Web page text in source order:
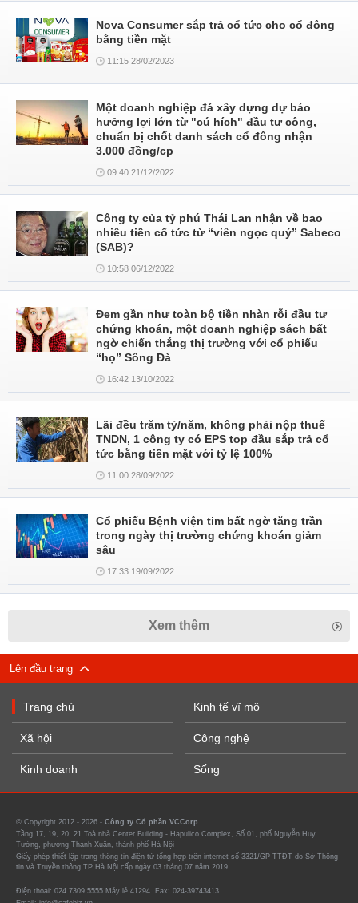
Nova Consumer sắp trả cổ tức cho cổ đông
bằng tiền mặt
11:15 28/02/2023
Một doanh nghiệp đá xây dựng dự báo
hưởng lợi lớn từ "cú hích" đầu tư công,
chuẩn bị chốt danh sách cổ đông nhận
3.000 đồng/cp
09:40 21/12/2022
Công ty của tỷ phú Thái Lan nhận về bao
nhiêu tiền cổ tức từ “viên ngọc quý” Sabeco
(SAB)?
10:58 06/12/2022
Đem gần như toàn bộ tiền nhàn rỗi đầu tư
chứng khoán, một doanh nghiệp sách bất
ngờ chiến thắng thị trường với cổ phiếu
“họ” Sông Đà
16:42 13/10/2022
Lãi đều trăm tỷ/năm, không phải nộp thuế
TNDN, 1 công ty có EPS top đầu sắp trả cổ
tức bằng tiền mặt với tỷ lệ 100%
11:00 28/09/2022
Cổ phiếu Bệnh viện tim bất ngờ tăng trần
trong ngày thị trường chứng khoán giảm
sâu
17:33 19/09/2022
Xem thêm
Lên đầu trang
Trang chủ
Xã hội
Kinh doanh
Kinh tế vĩ mô
Công nghệ
Sống
© Copyright 2012 - 2026 - Công ty Cổ phần VCCorp.
Tầng 17, 19, 20, 21 Toà nhà Center Building - Hapulico Complex, Số 01, phố Nguyễn Huy
Tưởng, phường Thanh Xuân, thành phố Hà Nội
Giấy phép thiết lập trang thông tin điện tử tổng hợp trên internet số 3321/GP-TTĐT do Sở Thông
tin và Truyền thông TP Hà Nội cấp ngày 03 tháng 07 năm 2019.
Điện thoại: 024 7309 5555 Máy lẻ 41294. Fax: 024-39743413